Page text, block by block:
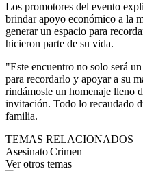
Los promotores del evento
brindar apoyo económico a la
generar un espacio para
hicieron parte de su vida.
"Este encuentro no solo será
para recordarlo y apoyar a su
rindámosle un homenaje lleno
invitación. Todo lo recaudado
familia.
TEMAS RELACIONADOS
Asesinato|Crimen
Ver otros temas